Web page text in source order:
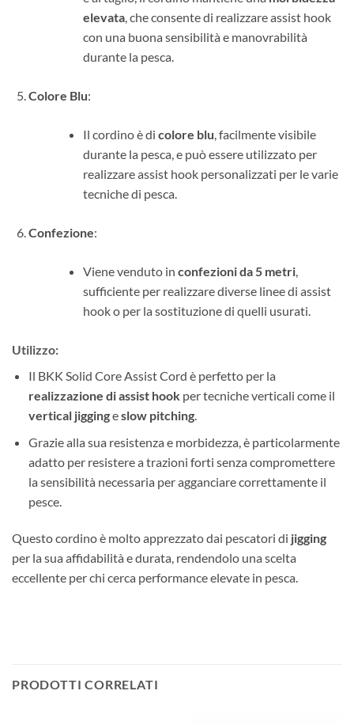
elevata, che consente di realizzare assist hook
con una buona sensibilità e manovrabilità
durante la pesca.
Colore Blu:
Il cordino è di colore blu, facilmente visibile
durante la pesca, e può essere utilizzato per
realizzare assist hook personalizzati per le varie
tecniche di pesca.
Confezione:
Viene venduto in confezioni da 5 metri,
sufficiente per realizzare diverse linee di assist
hook o per la sostituzione di quelli usurati.
Utilizzo:
Il BKK Solid Core Assist Cord è perfetto per la
realizzazione di assist hookper tecniche verticali come il
vertical jiggingeslow pitching.
Grazie alla sua resistenza e morbidezza, è particolarmente
adatto per resistere a trazioni forti senza compromettere
la sensibilità necessaria per agganciare correttamente il
pesce.
Questo cordino è molto apprezzato dai pescatori di jigging
per la sua affidabilità e durata, rendendolo una scelta
eccellente per chi cerca performance elevate in pesca.
PRODOTTI CORRELATI